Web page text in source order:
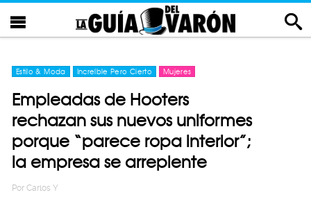
Estilo & Moda Increíble Pero Cierto Mujeres
Empleadas de Hooters
rechazan sus nuevos uniformes
porque “parece ropa interior”;
la empresa se arrepiente
Por Carlos Y